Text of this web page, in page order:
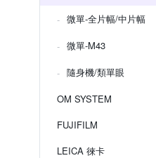
微單-全片幅/中片幅
微單-M43
隨身機/類單眼
OM SYSTEM
FUJIFILM
LEICA 徠卡